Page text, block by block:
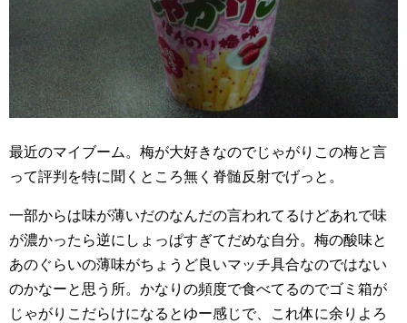
最近のマイブーム。梅が大好きなのでじゃがりこの梅と言
って評判を特に聞くところ無く脊髄反射でげっと。
一部からは味が薄いだのなんだの言われてるけどあれで味
が濃かったら逆にしょっぱすぎてだめな自分。梅の酸味と
あのぐらいの薄味がちょうど良いマッチ具合なのではない
のかなーと思う所。かなりの頻度で食べてるのでゴミ箱が
じゃがりこだらけになるとゆー感じで、これ体に余りよろ